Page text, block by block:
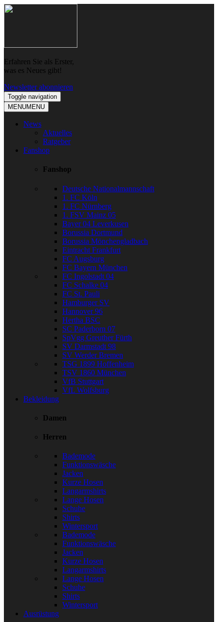
Skip
Skip
Erfahren Sie als Erster,
was es Neues gibt!
Newsletter abonnieren
Toggle navigation
MENUMENU
News
Aktuelles
Ratgeber
Fanshop
Fanshop
Deutsche Nationalmannschaft
1. FC Köln
1. FC Nürnberg
1. FSV Mainz 05
Bayer 04 Leverkusen
Borussia Dortmund
Borussia Mönchengladbach
Eintracht Frankfurt
FC Augsburg
FC Bayern München
FC Ingolstadt 04
FC Schalke 04
FC St. Pauli
Hamburger SV
Hannover 96
Hertha BSC
SC Paderborn 07
SpVgg Greuther Fürth
SV Darmstadt 98
SV Werder Bremen
TSG 1899 Hoffenheim
TSV 1860 München
VfB Stuttgart
VfL Wolfsburg
Bekleidung
Damen
Herren
Bademode
Funktionswäsche
Jacken
Kurze Hosen
Langarmshirts
Lange Hosen
Schuhe
Shirts
Wintersport
Bademode
Funktionswäsche
Jacken
Kurze Hosen
Langarmshirts
Lange Hosen
Schuhe
Shirts
Wintersport
Ausrüstung